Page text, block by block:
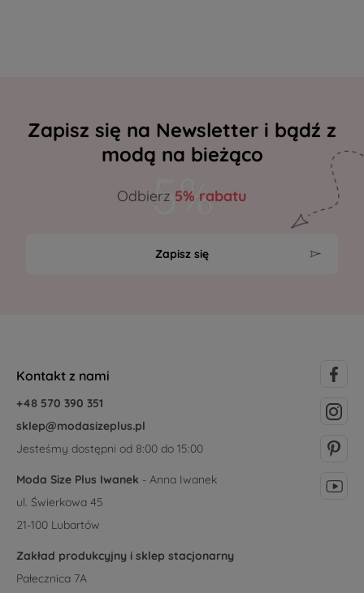
Zapisz się na Newsletter i bądź z
modą na bieżąco
Odbierz 5% rabatu
Zapisz się
Kontakt z nami
+48 570 390 351
sklep@modasizeplus.pl
Jesteśmy dostępni od 8:00 do 15:00
Moda Size Plus Iwanek - Anna Iwanek
ul. Świerkowa 45
21-100 Lubartów
Zakład produkcyjny i sklep stacjonarny
Pałecznica 7A